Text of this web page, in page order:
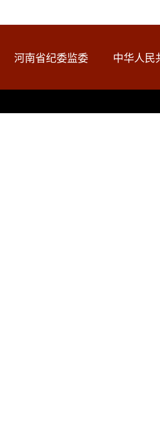
河南省纪委监委 中华人民